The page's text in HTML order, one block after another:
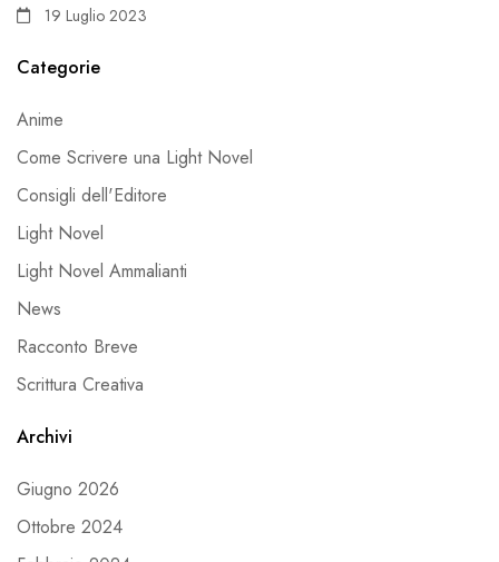
19 Luglio 2023
Categorie
Anime
Come Scrivere una Light Novel
Consigli dell'Editore
Light Novel
Light Novel Ammalianti
News
Racconto Breve
Scrittura Creativa
Archivi
Giugno 2026
Ottobre 2024